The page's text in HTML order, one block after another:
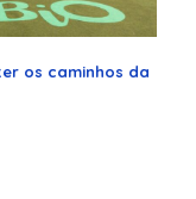
os caminhos da